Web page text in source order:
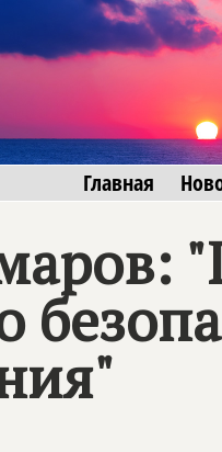
Главная